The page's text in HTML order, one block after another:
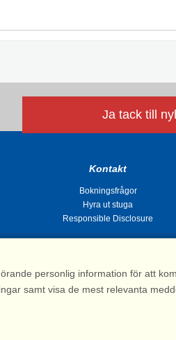
Ja tack till
Kontakt
Bokningsfrågor
Hyra ut stuga
Responsible Disclosure
2, 311 32 Falkenberg | Sverige
se hyresvillkor
personlig information för att
samt visa de mest relevanta